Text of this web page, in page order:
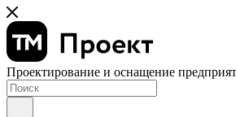
Проектирование и оснащение